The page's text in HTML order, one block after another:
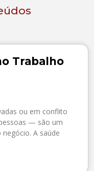
Trabalho
ou em conflito
— são um
A saúde